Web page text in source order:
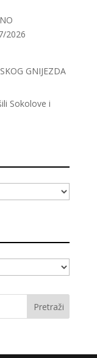
2026
GNIJEZDA
Sokolove i